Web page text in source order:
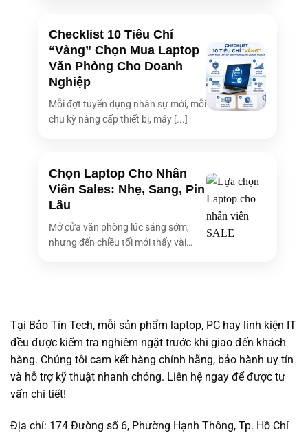
Checklist 10 Tiêu Chí
“Vàng” Chọn Mua Laptop
Văn Phòng Cho Doanh
Nghiệp
Mỗi đợt tuyển dụng nhân sự mới, mỗi
chu kỳ nâng cấp thiết bị, máy [...]
Chọn Laptop Cho Nhân
Viên Sales: Nhẹ, Sang, Pin
Lâu
Mở cửa văn phòng lúc sáng sớm,
nhưng đến chiều tối mới thấy vài
Tại Bảo Tín Tech, mỗi sản phẩm laptop, PC hay linh kiện IT
đều được kiểm tra nghiêm ngặt trước khi giao đến khách
hàng. Chúng tôi cam kết hàng chính hãng, bảo hành uy tín
và hỗ trợ kỹ thuật nhanh chóng. Liên hệ ngay để được tư
vấn chi tiết!
Địa chỉ: 174 Đường số 6, Phường Hạnh Thông, Tp. Hồ Chí